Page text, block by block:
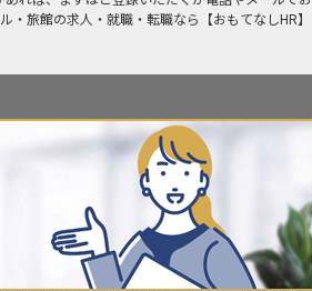
旅館の求人・就職・転職なら【おもてなしHR】